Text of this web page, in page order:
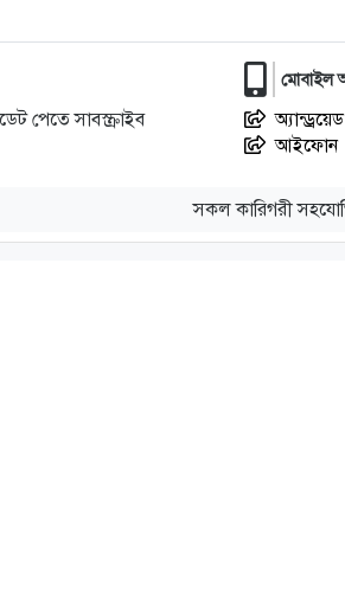
পেতে সাবস্ক্রাইব
মোবাইল
অ্যান্ড্রয়েড
আইফোন
সকল কারিগরী